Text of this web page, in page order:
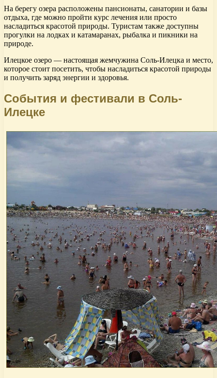
На берегу озера расположены пансионаты, санатории и базы
отдыха, где можно пройти курс лечения или просто
насладиться красотой природы. Туристам также доступны
прогулки на лодках и катамаранах, рыбалка и пикники на
природе.
Илецкое озеро — настоящая жемчужина Соль-Илецка и место,
которое стоит посетить, чтобы насладиться красотой природы
и получить заряд энергии и здоровья.
События и фестивали в Соль-
Илецке